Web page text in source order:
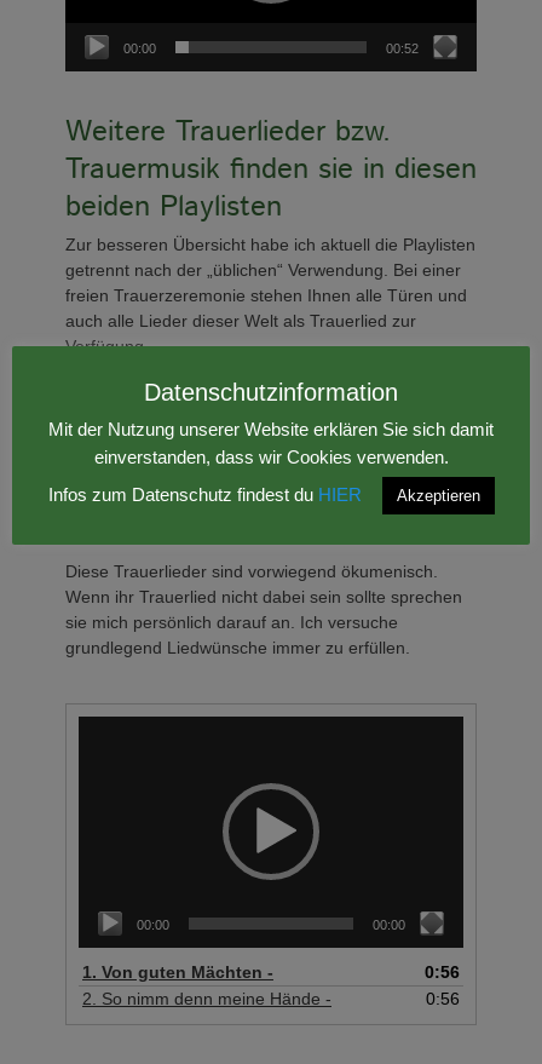
00:00 00:52
Weitere Trauerlieder bzw.
Trauermusik finden sie in diesen
beiden Playlisten
Zur besseren Übersicht habe ich aktuell die Playlisten
getrennt nach der „üblichen“ Verwendung. Bei einer
freien Trauerzeremonie stehen Ihnen alle Türen und
auch alle Lieder dieser Welt als Trauerlied zur
Verfügung.
Während christlichen Begräbnissen gibt es in der
Ökumenisches Liedgut ist sowohl bei evangelischen
als auch katholischen Trauerfeiern möglich.
Christliche Trauerlieder
Diese Trauerlieder sind vorwiegend ökumenisch.
Wenn ihr Trauerlied nicht dabei sein sollte sprechen
sie mich persönlich darauf an. Ich versuche
grundlegend Liedwünsche immer zu erfüllen.
00:00 00:00
1. Von guten Mächten -
0:56
2. So nimm denn meine Hände - 0:56
Datenschutzinformation
Mit der Nutzung unserer Website erklären Sie sich damit
einverstanden, dass wir Cookies verwenden.
Infos zum Datenschutz findest du HIER Akzeptieren